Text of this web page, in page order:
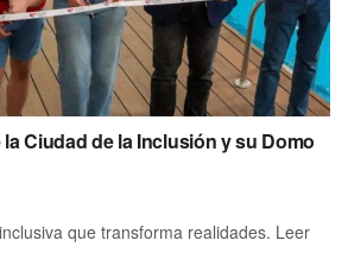
Ciudad de la Inclusión y su Domo
que transforma realidades. Leer